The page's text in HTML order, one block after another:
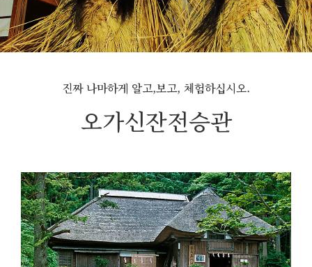
진짜 나마하게 알고,보고, 체험하십시오.
오가신잔전승관